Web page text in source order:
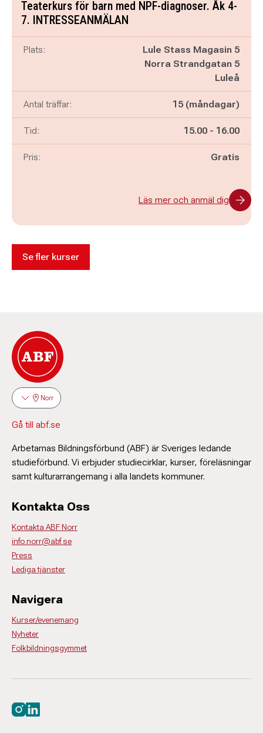
Teaterkurs för barn med NPF-diagnoser. Åk 4-
7. INTRESSEANMÄLAN
Plats:
Lule Stass Magasin 5
Norra Strandgatan 5
Luleå
Antal träffar: 15 (måndagar)
Tid: Pågår mellan
15.00 - och
16.00
Pris: Gratis
Läs mer och anmäl dig
Se fler kurser
Norr
Gå till abf.se
Arbetarnas Bildningsförbund (ABF) är Sveriges ledande
studieförbund. Vi erbjuder studiecirklar, kurser, föreläsningar
samt kulturarrangemang i alla landets kommuner.
Kontakta Oss
Kontakta ABF Norr
info.norr@abf.se
Press
Lediga tjänster
Navigera
Kurser/evenemang
Nyheter
Folkbildningsgymmet
Besök oss på instagram
Besök oss på linkedin